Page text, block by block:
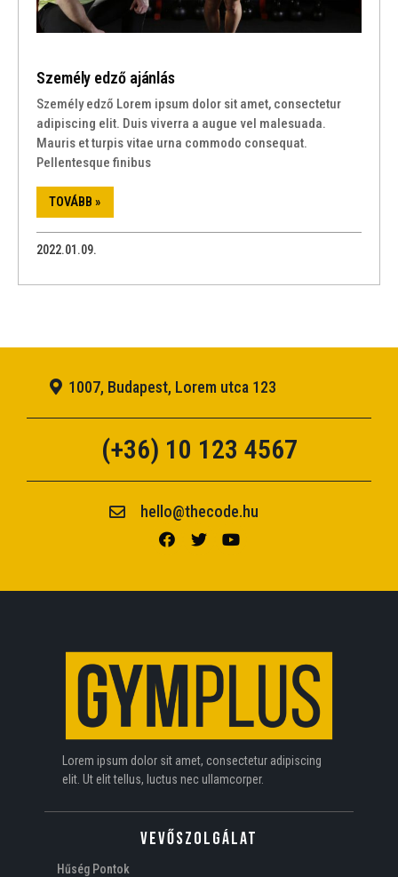
Személy edző ajánlás
Személy edző Lorem ipsum dolor sit amet, consectetur
adipiscing elit. Duis viverra a augue vel malesuada.
Mauris et turpis vitae urna commodo consequat.
Pellentesque finibus
TOVÁBB »
2022.01.09.
1007, Budapest, Lorem utca 123
(+36) 10 123 4567
hello@thecode.hu
Lorem ipsum dolor sit amet, consectetur adipiscing
elit. Ut elit tellus, luctus nec ullamcorper.
VEVŐSZOLGÁLAT
Hűség Pontok